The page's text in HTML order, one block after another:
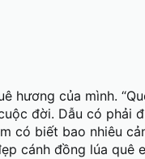
hương của mình.
đời. Dẫu có phải
có biết bao nhiêu
cánh đồng lúa quê